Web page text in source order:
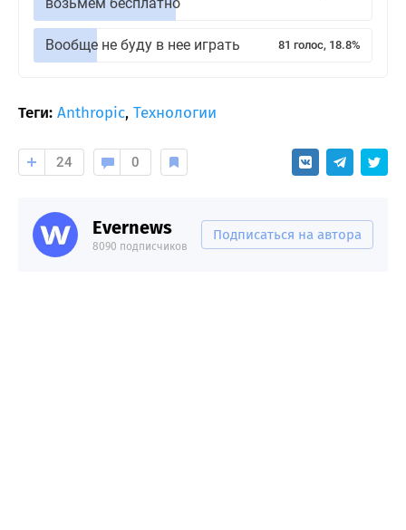
Вообще не буду в нее играть 81 голос, 18.8%
Теги: Anthropic, Технологии
24 0
Evernews
8090 подписчиков
Подписаться на автора